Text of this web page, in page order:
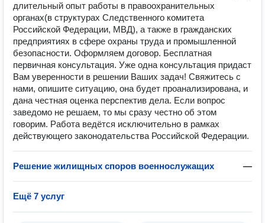
длительный опыт работы в правоохранительных
органах(в структурах Следственного комитета
Российской Федерации, МВД), а также в гражданских
предприятиях в сфере охраны труда и промышленной
безопасности. Оформляем договор. Бесплатная
первичная консультация. Уже одна консультация придаст
Вам уверенности в решении Ваших задач! Свяжитесь с
нами, опишите ситуацию, она будет проанализирована, и
дана честная оценка перспектив дела. Если вопрос
заведомо не решаем, то мы сразу честно об этом
говорим. Работа ведётся исключительно в рамках
действующего законодательства Российской Федерации.
Решение жилищных споров военнослужащих —
Ещё 7 услуг